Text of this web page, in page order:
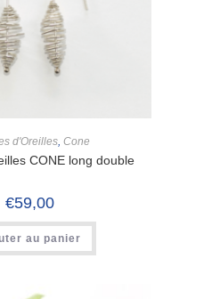
d'Oreilles, Cone
CONE long double
€59,00
au panier